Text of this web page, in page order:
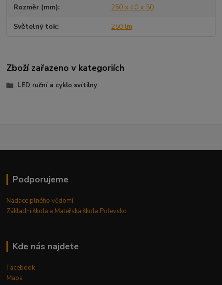
Rozměr (mm) 250 x 40 x 50
Světelný tok 250 lm
Zboží zařazeno v kategoriích
LED ruční a cyklo svítilny
Podporujeme
Nadace plného vědomí
Základní škola a Mateřská škola Polevsko
Kde nás najdete
Facebook
Mapa